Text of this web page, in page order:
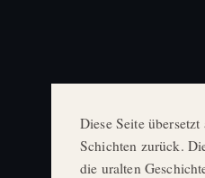
Diese Seite
Schichten zurück.
die uralten